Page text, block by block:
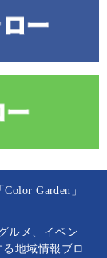
Garden」
ルメ、イベン
地域情報ブロ